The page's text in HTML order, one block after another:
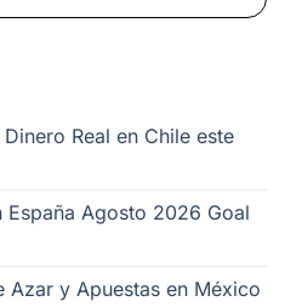
Real en Chile este
España Agosto 2026 Goal
Azar y Apuestas en México